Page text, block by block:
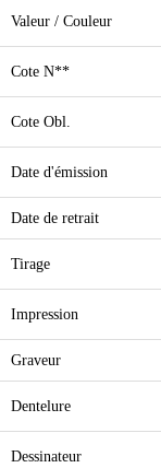
Valeur / Couleur
Cote N**
Cote Obl.
Date d'émission
Date de retrait
Tirage
Impression
Graveur
Dentelure
Dessinateur